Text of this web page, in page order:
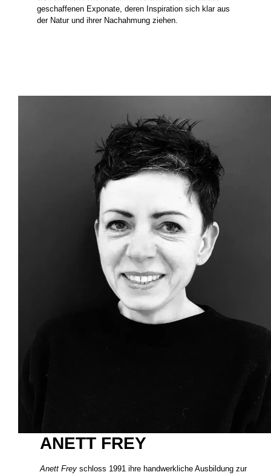
geschaffenen Exponate, deren Inspiration sich klar aus
der Natur und ihrer Nachahmung ziehen.
ANETT FREY
Anett Freyschloss 1991 ihre handwerkliche Ausbildung zur